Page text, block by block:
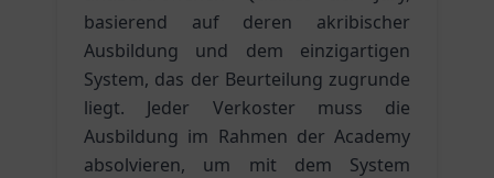
basierend auf deren akribischer
Ausbildung und dem einzigartigen
System, das der Beurteilung zugrunde
liegt. Jeder Verkoster muss die
Ausbildung im Rahmen der Academy
absolvieren, um mit dem System